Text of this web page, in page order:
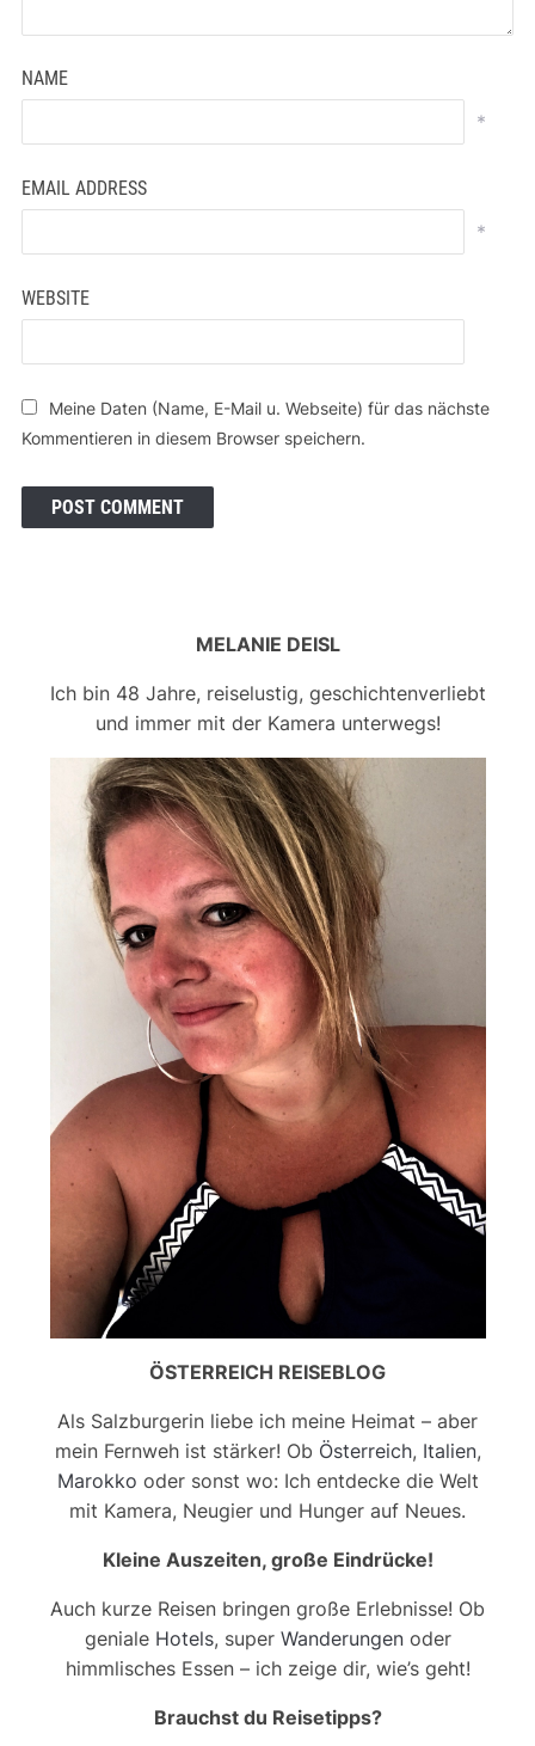
NAME
*
EMAIL ADDRESS
*
WEBSITE
Meine Daten (Name, E-Mail u. Webseite) für das nächste
Kommentieren in diesem Browser speichern.
MELANIE DEISL
Ich bin 48 Jahre, reiselustig, geschichtenverliebt
und immer mit der Kamera unterwegs!
ÖSTERREICH REISEBLOG
Als Salzburgerin liebe ich meine Heimat – aber
mein Fernweh ist stärker! Ob Österreich, Italien,
Marokko oder sonst wo: Ich entdecke die Welt
mit Kamera, Neugier und Hunger auf Neues.
Kleine Auszeiten, große Eindrücke!
Auch kurze Reisen bringen große Erlebnisse! Ob
geniale Hotels, super Wanderungenoder
himmlisches Essen – ich zeige dir, wie’s geht!
Brauchst du Reisetipps?